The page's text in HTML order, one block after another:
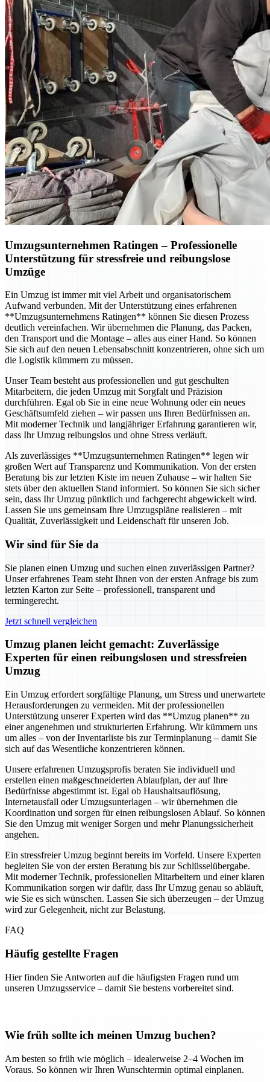
Umzugsunternehmen Ratingen – Professionelle
Unterstützung für stressfreie und reibungslose
Umzüge
Ein Umzug ist immer mit viel Arbeit und organisatorischem
Aufwand verbunden. Mit der Unterstützung eines erfahrenen
**Umzugsunternehmens Ratingen** können Sie diesen Prozess
deutlich vereinfachen. Wir übernehmen die Planung, das Packen,
den Transport und die Montage – alles aus einer Hand. So können
Sie sich auf den neuen Lebensabschnitt konzentrieren, ohne sich um
die Logistik kümmern zu müssen.
Unser Team besteht aus professionellen und gut geschulten
Mitarbeitern, die jeden Umzug mit Sorgfalt und Präzision
durchführen. Egal ob Sie in eine neue Wohnung oder ein neues
Geschäftsumfeld ziehen – wir passen uns Ihren Bedürfnissen an.
Mit moderner Technik und langjähriger Erfahrung garantieren wir,
dass Ihr Umzug reibungslos und ohne Stress verläuft.
Als zuverlässiges **Umzugsunternehmen Ratingen** legen wir
großen Wert auf Transparenz und Kommunikation. Von der ersten
Beratung bis zur letzten Kiste im neuen Zuhause – wir halten Sie
stets über den aktuellen Stand informiert. So können Sie sich sicher
sein, dass Ihr Umzug pünktlich und fachgerecht abgewickelt wird.
Lassen Sie uns gemeinsam Ihre Umzugspläne realisieren – mit
Qualität, Zuverlässigkeit und Leidenschaft für unseren Job.
Wir sind für Sie da
Sie planen einen Umzug und suchen einen zuverlässigen Partner?
Unser erfahrenes Team steht Ihnen von der ersten Anfrage bis zum
letzten Karton zur Seite – professionell, transparent und
termingerecht.
Jetzt schnell vergleichen
Umzug planen leicht gemacht: Zuverlässige
Experten für einen reibungslosen und stressfreien
Umzug
Ein Umzug erfordert sorgfältige Planung, um Stress und unerwartete
Herausforderungen zu vermeiden. Mit der professionellen
Unterstützung unserer Experten wird das **Umzug planen** zu
einer angenehmen und strukturierten Erfahrung. Wir kümmern uns
um alles – von der Inventarliste bis zur Terminplanung – damit Sie
sich auf das Wesentliche konzentrieren können.
Unsere erfahrenen Umzugsprofis beraten Sie individuell und
erstellen einen maßgeschneiderten Ablaufplan, der auf Ihre
Bedürfnisse abgestimmt ist. Egal ob Haushaltsauflösung,
Internetausfall oder Umzugsunterlagen – wir übernehmen die
Koordination und sorgen für einen reibungslosen Ablauf. So können
Sie den Umzug mit weniger Sorgen und mehr Planungssicherheit
angehen.
Ein stressfreier Umzug beginnt bereits im Vorfeld. Unsere Experten
begleiten Sie von der ersten Beratung bis zur Schlüsselübergabe.
Mit moderner Technik, professionellen Mitarbeitern und einer klaren
Kommunikation sorgen wir dafür, dass Ihr Umzug genau so abläuft,
wie Sie es sich wünschen. Lassen Sie sich überzeugen – der Umzug
wird zur Gelegenheit, nicht zur Belastung.
FAQ
Häufig gestellte Fragen
Hier finden Sie Antworten auf die häufigsten Fragen rund um
unseren Umzugsservice – damit Sie bestens vorbereitet sind.
Wie früh sollte ich meinen Umzug buchen?
Am besten so früh wie möglich – idealerweise 2–4 Wochen im
Voraus. So können wir Ihren Wunschtermin optimal einplanen.